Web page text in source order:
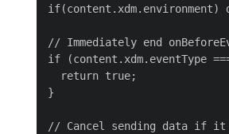
if(content.xdm.environment)
// Immediately end
if (content.xdm.eventType
  return true;
}
// Cancel sending data if it